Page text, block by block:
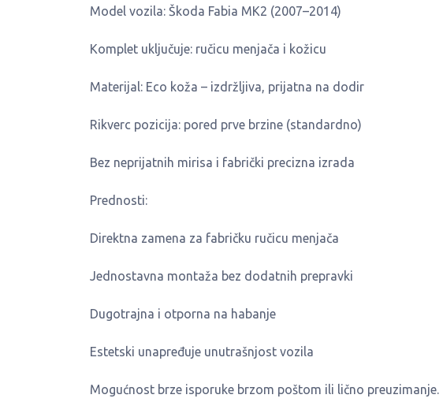
Model vozila: Škoda Fabia MK2 (2007–2014)
Komplet uključuje: ručicu menjača i kožicu
Materijal: Eco koža – izdržljiva, prijatna na dodir
Rikverc pozicija: pored prve brzine (standardno)
Bez neprijatnih mirisa i fabrički precizna izrada
Prednosti:
Direktna zamena za fabričku ručicu menjača
Jednostavna montaža bez dodatnih prepravki
Dugotrajna i otporna na habanje
Estetski unapređuje unutrašnjost vozila
Mogućnost brze isporuke brzom poštom ili lično preuzimanje.